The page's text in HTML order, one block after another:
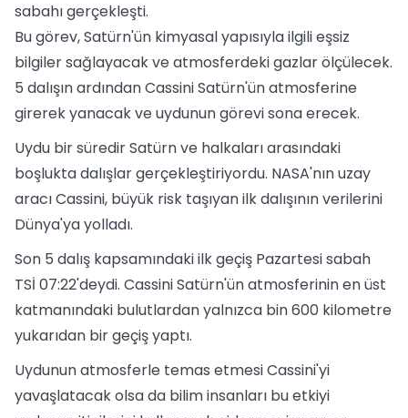
sabahı gerçekleşti.
Bu görev, Satürn'ün kimyasal yapısıyla ilgili eşsiz
bilgiler sağlayacak ve atmosferdeki gazlar ölçülecek.
5 dalışın ardından Cassini Satürn'ün atmosferine
girerek yanacak ve uydunun görevi sona erecek.
Uydu bir süredir Satürn ve halkaları arasındaki
boşlukta dalışlar gerçekleştiriyordu. NASA'nın uzay
aracı Cassini, büyük risk taşıyan ilk dalışının verilerini
Dünya'ya yolladı.
Son 5 dalış kapsamındaki ilk geçiş Pazartesi sabah
TSİ 07:22'deydi. Cassini Satürn'ün atmosferinin en üst
katmanındaki bulutlardan yalnızca bin 600 kilometre
yukarıdan bir geçiş yaptı.
Uydunun atmosferle temas etmesi Cassini'yi
yavaşlatacak olsa da bilim insanları bu etkiyi